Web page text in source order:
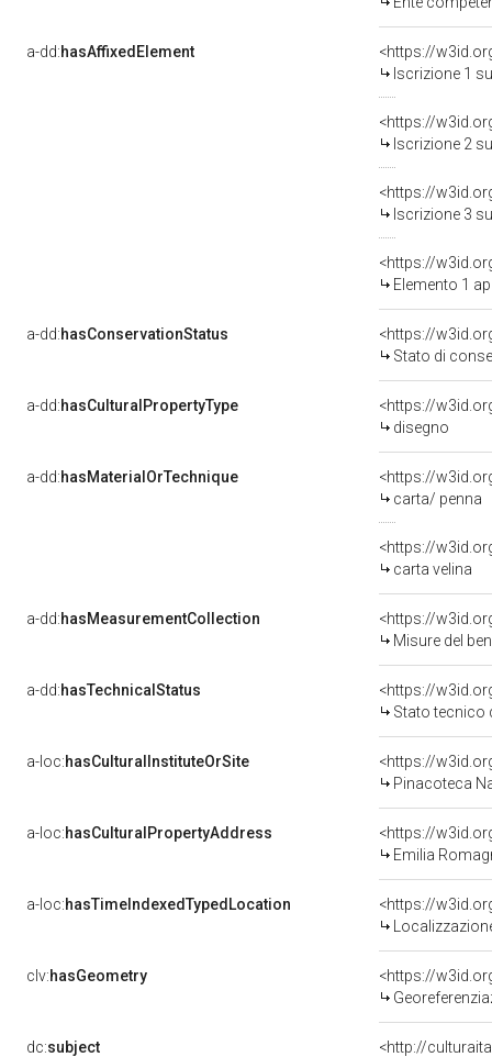
a-dd:hasAffixedElement
<https://
Iscrizione 1
<https://
Iscrizione 2
<https://
Iscrizione 3
<https://
Elemento 1
a-dd:hasConservationStatus
<https://
Stato di
a-dd:hasCulturalPropertyType
<https://
disegno
a-dd:hasMaterialOrTechnique
<https://
carta/ penna
<https://
carta velina
a-dd:hasMeasurementCollection
<https://
Misure del
a-dd:hasTechnicalStatus
<https://
Stato tecnico
a-loc:hasCulturalInstituteOrSite
<https://
Pinacoteca
a-loc:hasCulturalPropertyAddress
<https://
Emilia
a-loc:hasTimeIndexedTypedLocation
<https://
clv:hasGeometry
<https://
dc:subject <http://